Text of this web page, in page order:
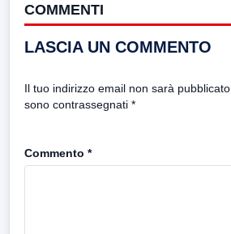
COMMENTI
LASCIA UN COMMENTO
Il tuo indirizzo email non sarà pubblicato.
sono contrassegnati *
Commento *